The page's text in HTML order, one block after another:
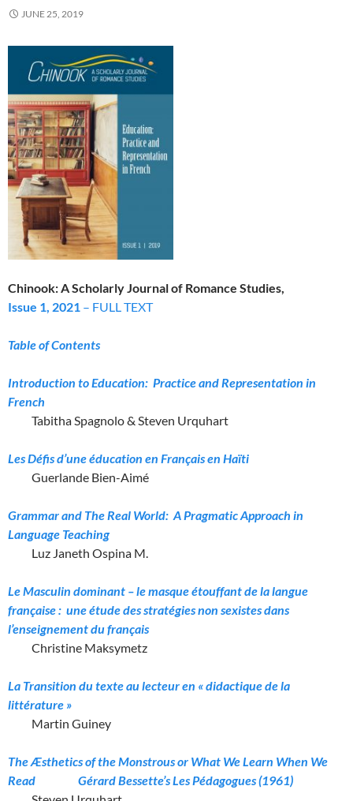
JUNE 25, 2019
Chinook: A Scholarly Journal of Romance Studies,
Issue 1, 2021 – FULL TEXT
Table of Contents
Introduction to Education: Practice and Representation in
French
Tabitha Spagnolo & Steven Urquhart
Les Défis d’une éducation en Français en Haïti
Guerlande Bien-Aimé
Grammar and The Real World: A Pragmatic Approach in
Language Teaching
Luz Janeth Ospina M.
Le Masculin dominant – le masque étouffant de la langue
française : uneétude des stratégies non sexistes dans
l’enseignement du français
Christine Maksymetz
La Transition du texte au lecteur en « didactique de la
littérature »
Martin Guiney
The Æsthetics of the Monstrous or What We Learn When We
Read
Gérard Bessette’s Les Pédagogues (1961)